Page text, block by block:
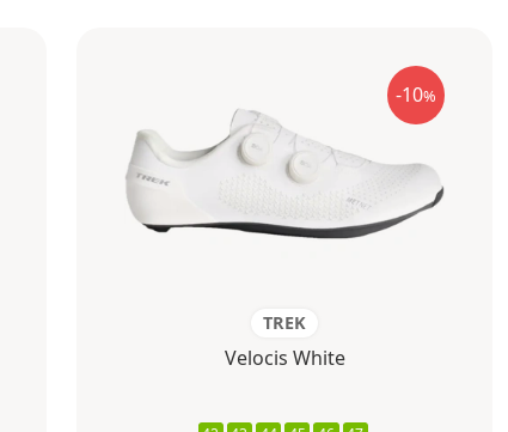
-10%
TREK
Velocis White